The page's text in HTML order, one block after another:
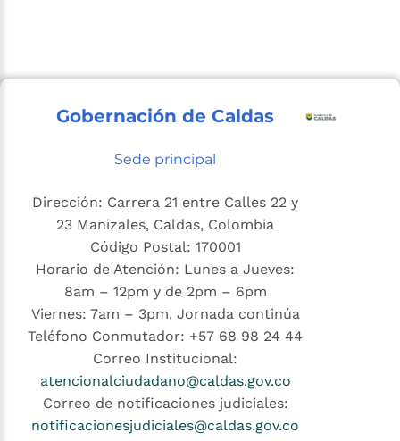
Gobernación de Caldas
Sede principal
Dirección: Carrera 21 entre Calles 22 y
23 Manizales, Caldas, Colombia
Código Postal: 170001
Horario de Atención: Lunes a Jueves:
8am – 12pm y de 2pm – 6pm
Viernes: 7am – 3pm. Jornada continúa
Teléfono Conmutador: +57 68 98 24 44
Correo Institucional:
atencionalciudadano@caldas.gov.co
Correo de notificaciones judiciales:
notificacionesjudiciales@caldas.gov.co